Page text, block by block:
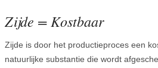
Zijde = Kostbaar
Zijde is door het productieproces een
natuurlijke substantie die wordt